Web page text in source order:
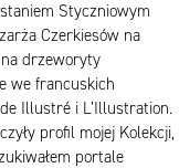
Styczniowym
Czerkiesów na
drzeworyty
we francuskich
Illustré i L’Illustration.
profil mojej Kolekcji,
portale